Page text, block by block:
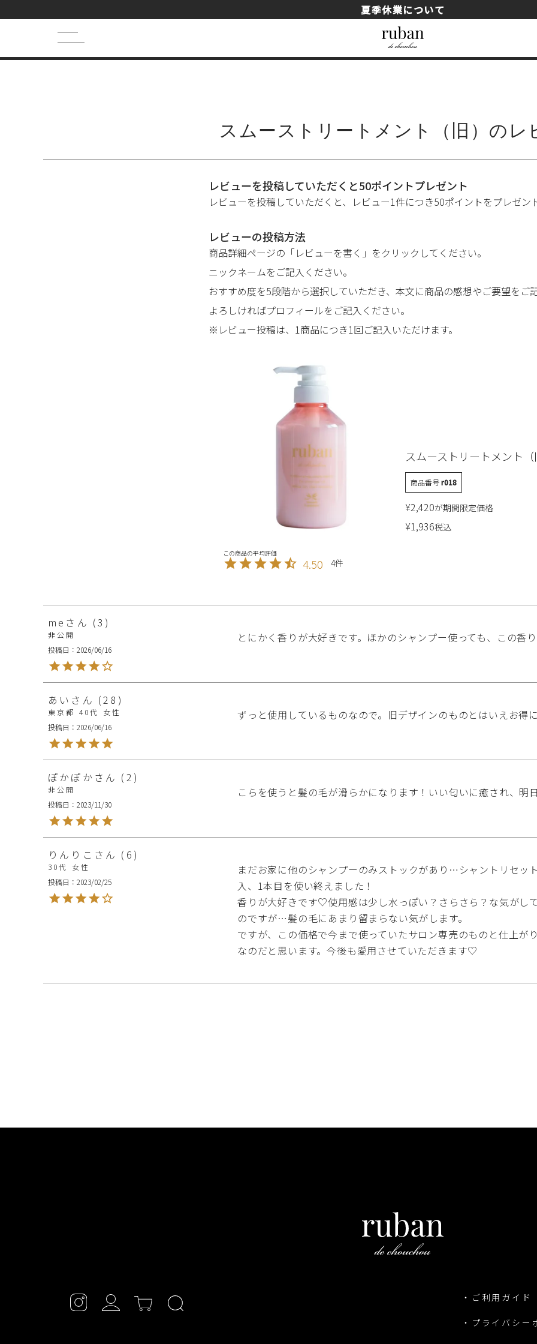
夏季休業について
フェイスマスク 詰め替え用
スムーストリートメント（旧）のレ
レビューを投稿していただくと50ポイントプレゼント
レビューを投稿していただくと、レビュー1件につき50ポイントをプレゼン
レビューの投稿方法
商品詳細ページの「レビューを書く」をクリックしてください。
ニックネームをご記入ください。
おすすめ度を5段階から選択していただき、本文に商品の感想やご要望をご
よろしければプロフィールをご記入ください。
※レビュー投稿は、1商品につき1回ご記入いただけます。
スムーストリートメント（
商品番号r018
¥2,420が期間限定価格
¥1,936税込
4.50 4
me
3
非公開
投稿日
2026/06/16
とにかく香りが大好きです。ほかのシャンプー使っても、この香
あい 28
東京都 40代
女性
投稿日
2026/06/16
ずっと使用しているものなので。旧デザインのものとはいえお得に
ぽかぽか 2
非公開
投稿日
2023/11/30
こらを使うと髪の毛が滑らかになります！いい匂いに癒され、明
りんりこ 6
30代
女性
投稿日
2023/02/25
まだお家に他のシャンプーのみストックがあり…シャントリセッ
入、1本目を使い終えました！
香りが大好きです♡使用感は少し水っぽい？さらさら？な気がし
のですが…髪の毛にあまり留まらない気がします。
ですが、この価格で今まで使っていたサロン専売のものと仕上が
なのだと思います。今後も愛用させていただきます♡
・ご利用ガイド
・プライバシー